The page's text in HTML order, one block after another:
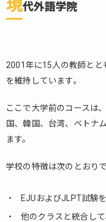
現代外語学院
2001年に15人の教師と
を維持しています。
ここで大学前のコースは
国、韓国、台湾、ベトナ
ます。
学校の特徴は次のとおりで
EJUおよびJLPT試験
他のクラスと統合し